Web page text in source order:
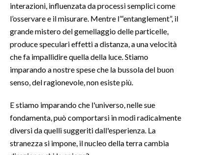
3 MINUTI CON
INSULARITÀ
INFO AZIENDE
ABBONATI
PUBBLICITÀ
SPIAGGE
interazioni, influenzata da processi semplici come
l’osservare e il misurare. Mentre l’“entanglement”, il
grande mistero del gemellaggio delle particelle,
produce speculari effetti a distanza, a una velocità
che fa impallidire quella della luce. Stiamo
imparando a nostre spese che la bussola del buon
senso, del ragionevole, non esiste più.
E stiamo imparando che l'universo, nelle sue
fondamenta, può comportarsi in modi radicalmente
diversi da quelli suggeriti dall'esperienza. La
stranezza si impone, il nucleo della terra cambia